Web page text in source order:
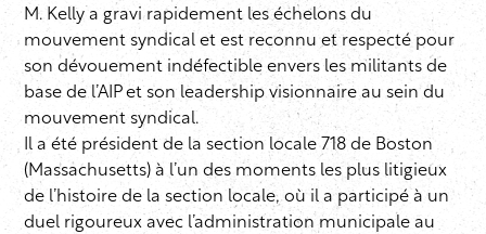
M. Kelly a gravi rapidement les échelons du
mouvement syndical et est reconnu et respecté pour
son dévouement indéfectible envers les militants de
base de l’AIP et son leadership visionnaire au sein du
mouvement syndical.
Il a été président de la section locale 718 de Boston
(Massachusetts) à l’un des moments les plus litigieux
de l’histoire de la section locale, où il a participé à un
duel rigoureux avec l’administration municipale au